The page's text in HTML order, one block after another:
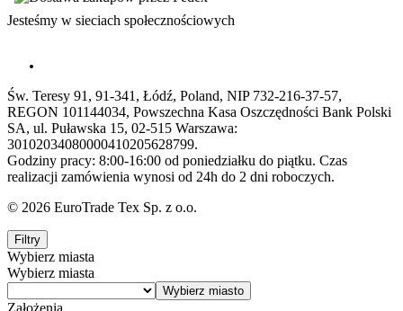
Jesteśmy w sieciach społecznościowych
Św. Teresy 91, 91-341, Łódź, Poland, NIP 732-216-37-57,
REGON 101144034, Powszechna Kasa Oszczędności Bank Polski
SA, ul. Puławska 15, 02-515 Warszawa:
30102034080000410205628799.
Godziny pracy: 8:00-16:00 od poniedziałku do piątku. Czas
realizacji zamówienia wynosi od 24h do 2 dni roboczych.
© 2026 EuroTrade Tex Sp. z o.o.
Filtry
Wybierz miasta
Wybierz miasta
Założenia